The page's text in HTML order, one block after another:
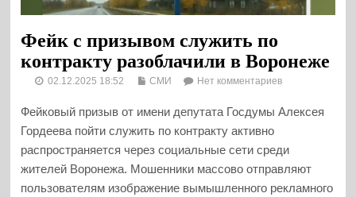
Фейк с призывом служить по
контракту разоблачили в Воронеже
02.12.2025 18:52 СМИ Нет комментариев
Фейковый призыв от имени депутата Госдумы Алексея
Гордеева пойти служить по контракту активно
распространяется через социальные сети среди
жителей Воронежа. Мошенники массово отправляют
пользователям изображение вымышленного рекламного